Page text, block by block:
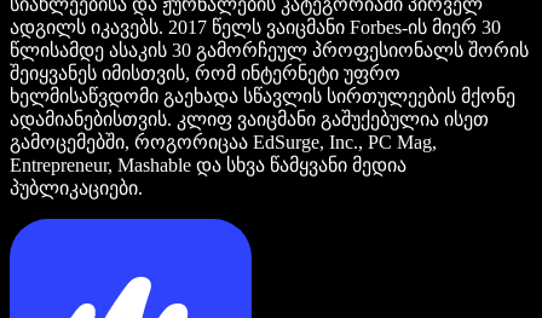
სიახლეებისა და ჟურნალების კატეგორიაში პირველ
ადგილს იკავებს. 2017 წელს ვაიცმანი Forbes-ის მიერ 30
წლისამდე ასაკის 30 გამორჩეულ პროფესიონალს შორის
შეიყვანეს იმისთვის, რომ ინტერნეტი უფრო
ხელმისაწვდომი გაეხადა სწავლის სირთულეების მქონე
ადამიანებისთვის. კლიფ ვაიცმანი გაშუქებულია ისეთ
გამოცემებში, როგორიცაა EdSurge, Inc., PC Mag,
Entrepreneur, Mashable და სხვა წამყვანი მედია
პუბლიკაციები.